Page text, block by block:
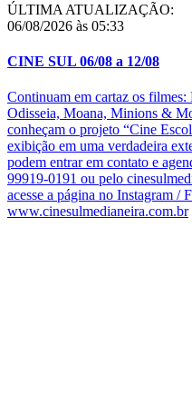
ÚLTIMA ATUALIZAÇÃO:
06/08/2026 às 05:33
CINE SUL 06/08 a 12/08
Continuam em cartaz os
Odisseia, Moana, Minions &
conheçam o projeto “Cine
exibição em uma verdadeira
podem entrar em contato e
99919-0191 ou pelo
acesse a página no Instagram /
www.cinesulmedianeira.com.br